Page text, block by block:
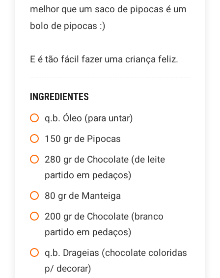
melhor que um saco de pipocas é um
bolo de pipocas :)
E é tão fácil fazer uma criança feliz.
INGREDIENTES
q.b. Óleo (para untar)
150 gr de Pipocas
280 gr de Chocolate (de leite
partido em pedaços)
80 gr de Manteiga
200 gr de Chocolate (branco
partido em pedaços)
q.b. Drageias (chocolate coloridas
p/ decorar)